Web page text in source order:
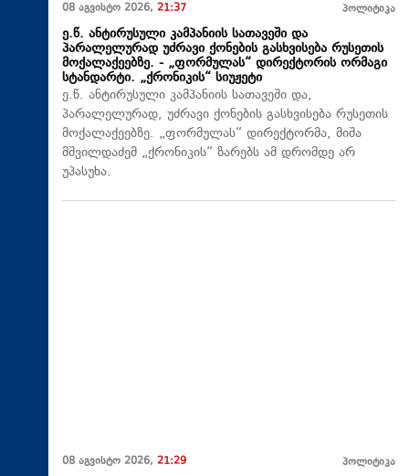
08 აგვისტო 2026, 21:37 პოლიტიკა
ე.წ. ანტირუსული კამპანიის სათავეში და
პარალელურად უძრავი ქონების გასხვისება რუსეთის
მოქალაქეებზე. - „ფორმულას“ დირექტორის ორმაგი
სტანდარტი. „ქრონიკის“ სიუჟეტი
ე.წ. ანტირუსული კამპანიის სათავეში და,
პარალელურად, უძრავი ქონების გასხვისება რუსეთის
მოქალაქეებზე. „ფორმულას“ დირექტორმა, მიშა
მშვილდაძემ „ქრონიკის“ ზარებს ამ დრომდე არ
უპასუხა.
08 აგვისტო 2026, 21:29 პოლიტიკა